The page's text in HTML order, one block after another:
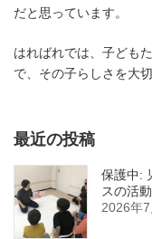
だと思っています。
はればれでは、子ども
で、その子らしさを大
最近の投稿
保護中:
スの活
2026年